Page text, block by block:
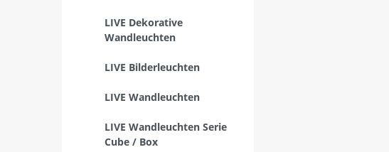
LIVE Dekorative
Wandleuchten
LIVE Bilderleuchten
LIVE Wandleuchten
LIVE Wandleuchten Serie
Cube / Box